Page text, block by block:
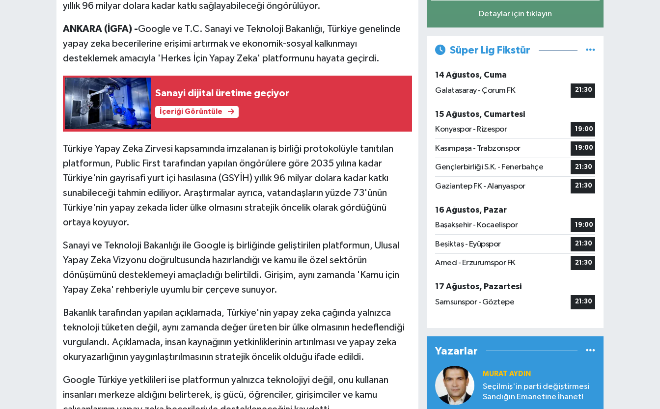
yıllık 96 milyar dolara kadar katkı sağlayabileceği öngörülüyor.
ANKARA (İGFA) -Google ve T.C. Sanayi ve Teknoloji Bakanlığı, Türkiye genelinde
yapay zeka becerilerine erişimi artırmak ve ekonomik-sosyal kalkınmayı
desteklemek amacıyla 'Herkes İçin Yapay Zeka' platformunu hayata geçirdi.
Sanayi dijital üretime geçiyor
İçeriği Görüntüle
Türkiye Yapay Zeka Zirvesi kapsamında imzalanan iş birliği protokolüyle tanıtılan
platformun, Public First tarafından yapılan öngörülere göre 2035 yılına kadar
Türkiye'nin gayrisafi yurt içi hasılasına (GSYİH) yıllık 96 milyar dolara kadar katkı
sunabileceği tahmin ediliyor. Araştırmalar ayrıca, vatandaşların yüzde 73'ünün
Türkiye'nin yapay zekada lider ülke olmasını stratejik öncelik olarak gördüğünü
ortaya koyuyor.
Sanayi ve Teknoloji Bakanlığı ile Google iş birliğinde geliştirilen platformun, Ulusal
Yapay Zeka Vizyonu doğrultusunda hazırlandığı ve kamu ile özel sektörün
dönüşümünü desteklemeyi amaçladığı belirtildi. Girişim, aynı zamanda 'Kamu için
Yapay Zeka' rehberiyle uyumlu bir çerçeve sunuyor.
Bakanlık tarafından yapılan açıklamada, Türkiye'nin yapay zeka çağında yalnızca
teknoloji tüketen değil, aynı zamanda değer üreten bir ülke olmasının hedeflendiği
vurgulandı. Açıklamada, insan kaynağının yetkinliklerinin artırılması ve yapay zeka
okuryazarlığının yaygınlaştırılmasının stratejik öncelik olduğu ifade edildi.
Google Türkiye yetkilileri ise platformun yalnızca teknolojiyi değil, onu kullanan
insanları merkeze aldığını belirterek, iş gücü, öğrenciler, girişimciler ve kamu
Detaylar için tıklayın
Süper Lig Fikstür
14 Ağustos, Cuma
Galatasaray - Çorum FK
21:30
15 Ağustos, Cumartesi
Konyaspor - Rizespor
19:00
Kasımpaşa - Trabzonspor 19:00
Gençlerbirliği S.K. - Fenerbahçe 21:30
Gaziantep FK - Alanyaspor 21:30
16 Ağustos, Pazar
Başakşehir - Kocaelispor
19:00
Beşiktaş - Eyüpspor 21:30
Amed - Erzurumspor FK 21:30
17 Ağustos, Pazartesi
Samsunspor - Göztepe
21:30
Yazarlar
MURAT AYDIN
Seçilmiş'in parti değiştirmesi
Sandığın Emanetine İhanet!